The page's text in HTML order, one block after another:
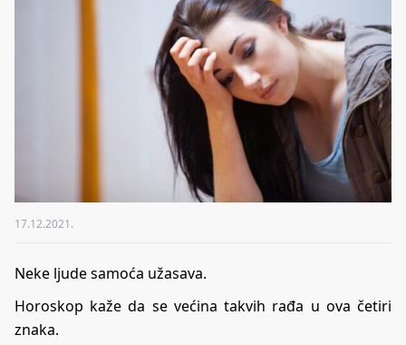
17.12.2021.
Neke ljude samoća užasava.
Horoskop kaže da se većina takvih rađa u ova četiri
znaka.